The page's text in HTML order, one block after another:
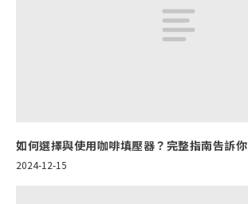
如何選擇與使用咖啡填壓器？完整指南告訴你
2024-12-15